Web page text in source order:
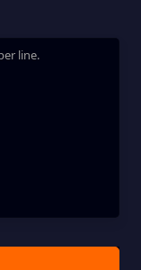
line.